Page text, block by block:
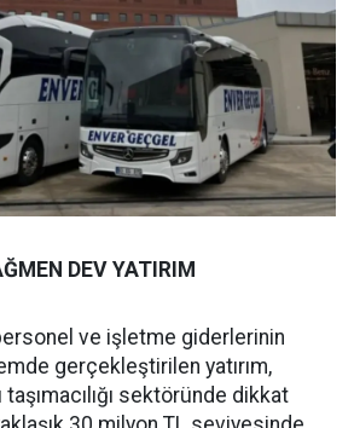
DEV YATIRIM
ve işletme giderlerinin
gerçekleştirilen yatırım,
sektöründe dikkat